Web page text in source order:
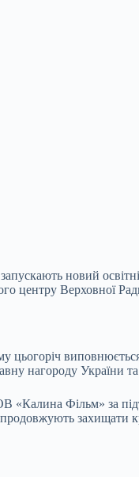
новий
центру Верховної
цьогоріч
нагороду України
Фільм» за
захищати